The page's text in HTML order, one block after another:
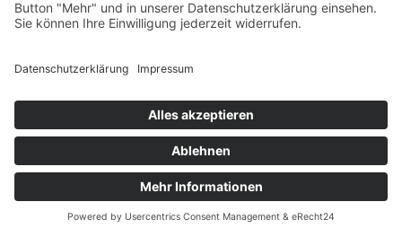
gestreckter Kopf,
etwas feiner Fang,
länglich, gut
getragen, sollte
etwas enger
stehen, fast
quadratischer
Körper,
Winkelungen vorne